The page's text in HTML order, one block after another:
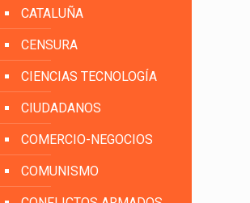
CATALUÑA
CENSURA
CIENCIAS TECNOLOGÍA
CIUDADANOS
COMERCIO-NEGOCIOS
COMUNISMO